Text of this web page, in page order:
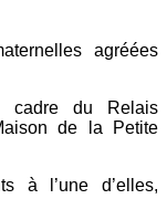
agréées
cadre du Relais
de la Petite
à l’une d’elles,